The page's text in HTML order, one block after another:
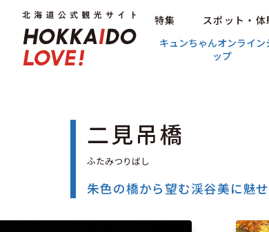
特集 スポット・体
キュンちゃんオンライン
ップ
二見吊橋
朱色の橋から望む渓谷美に魅